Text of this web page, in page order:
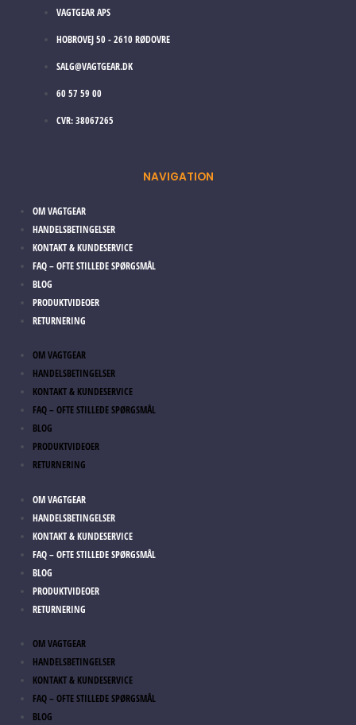
VAGTGEAR APS
HOBROVEJ 50 - 2610 RØDOVRE
SALG@VAGTGEAR.DK
60 57 59 00
CVR: 38067265
NAVIGATION
OM VAGTGEAR
HANDELSBETINGELSER
KONTAKT & KUNDESERVICE
FAQ – OFTE STILLEDE SPØRGSMÅL
BLOG
PRODUKTVIDEOER
RETURNERING
OM VAGTGEAR
HANDELSBETINGELSER
KONTAKT & KUNDESERVICE
FAQ – OFTE STILLEDE SPØRGSMÅL
BLOG
PRODUKTVIDEOER
RETURNERING
OM VAGTGEAR
HANDELSBETINGELSER
KONTAKT & KUNDESERVICE
FAQ – OFTE STILLEDE SPØRGSMÅL
BLOG
PRODUKTVIDEOER
RETURNERING
OM VAGTGEAR
HANDELSBETINGELSER
KONTAKT & KUNDESERVICE
FAQ – OFTE STILLEDE SPØRGSMÅL
BLOG